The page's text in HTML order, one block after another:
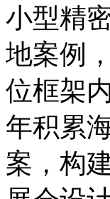
小型精
地案例
位框架
年积累
案，构